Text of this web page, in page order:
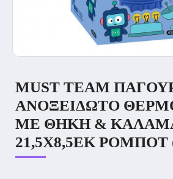
MUST TEAM
ΑΝΟΞΕΙΔΩΤΟ
ΜΕ ΘΗΚΗ &
21,5Χ8,5ΕΚ ΡΟΜΠΟΤ